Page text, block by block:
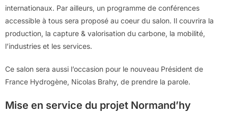
internationaux. Par ailleurs, un programme de conférences
accessible à tous sera proposé au coeur du salon. Il couvrira la
production, la capture & valorisation du carbone, la mobilité,
l’industries et les services.
Ce salon sera aussi l’occasion pour le nouveau Président de
France Hydrogène, Nicolas Brahy, de prendre la parole.
Mise en service du projet Normand’hy